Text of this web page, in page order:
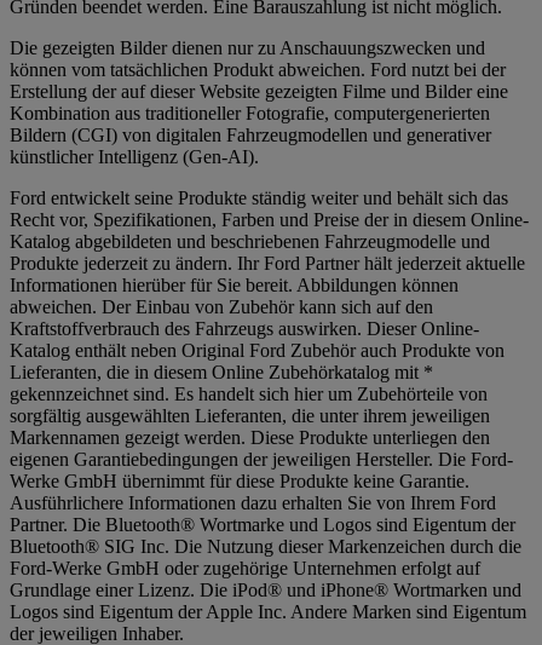
Gründen beendet werden. Eine Barauszahlung ist nicht möglich.
Die gezeigten Bilder dienen nur zu Anschauungszwecken und
können vom tatsächlichen Produkt abweichen. Ford nutzt bei der
Erstellung der auf dieser Website gezeigten Filme und Bilder eine
Kombination aus traditioneller Fotografie, computergenerierten
Bildern (CGI) von digitalen Fahrzeugmodellen und generativer
künstlicher Intelligenz (Gen-AI).
Ford entwickelt seine Produkte ständig weiter und behält sich das
Recht vor, Spezifikationen, Farben und Preise der in diesem Online-
Katalog abgebildeten und beschriebenen Fahrzeugmodelle und
Produkte jederzeit zu ändern. Ihr Ford Partner hält jederzeit aktuelle
Informationen hierüber für Sie bereit. Abbildungen können
abweichen. Der Einbau von Zubehör kann sich auf den
Kraftstoffverbrauch des Fahrzeugs auswirken. Dieser Online-
Katalog enthält neben Original Ford Zubehör auch Produkte von
Lieferanten, die in diesem Online Zubehörkatalog mit *
gekennzeichnet sind. Es handelt sich hier um Zubehörteile von
sorgfältig ausgewählten Lieferanten, die unter ihrem jeweiligen
Markennamen gezeigt werden. Diese Produkte unterliegen den
eigenen Garantiebedingungen der jeweiligen Hersteller. Die Ford-
Werke GmbH übernimmt für diese Produkte keine Garantie.
Ausführlichere Informationen dazu erhalten Sie von Ihrem Ford
Partner. Die Bluetooth® Wortmarke und Logos sind Eigentum der
Bluetooth® SIG Inc. Die Nutzung dieser Markenzeichen durch die
Ford-Werke GmbH oder zugehörige Unternehmen erfolgt auf
Grundlage einer Lizenz. Die iPod® und iPhone® Wortmarken und
Logos sind Eigentum der Apple Inc. Andere Marken sind Eigentum
der jeweiligen Inhaber.